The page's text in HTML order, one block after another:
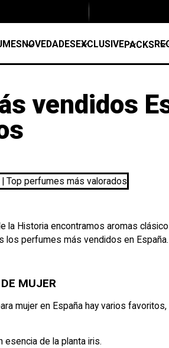
NOVEDADESEXCLUSIVEPACKS
vendidos
la Historia encontramos aromas
los perfumes más vendidos en España.
MUJER
mujer en España hay varios
esencia de la planta iris.